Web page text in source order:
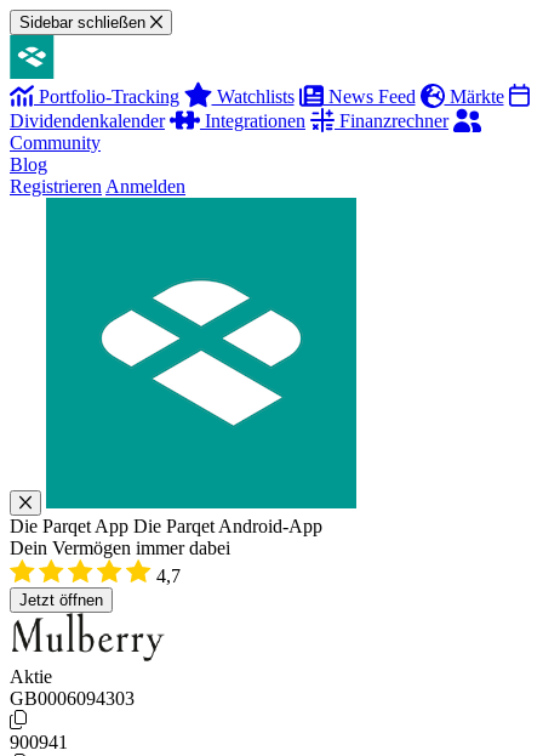
Sidebar schließen
Portfolio-Tracking Watchlists News Feed
Märkte
Dividendenkalender
Integrationen
Finanzrechner
Community
Blog
Registrieren Anmelden
Die Parqet App Die Parqet Android-App
Dein Vermögen immer dabei
4,7
Jetzt öffnen
Aktie
GB0006094303
900941